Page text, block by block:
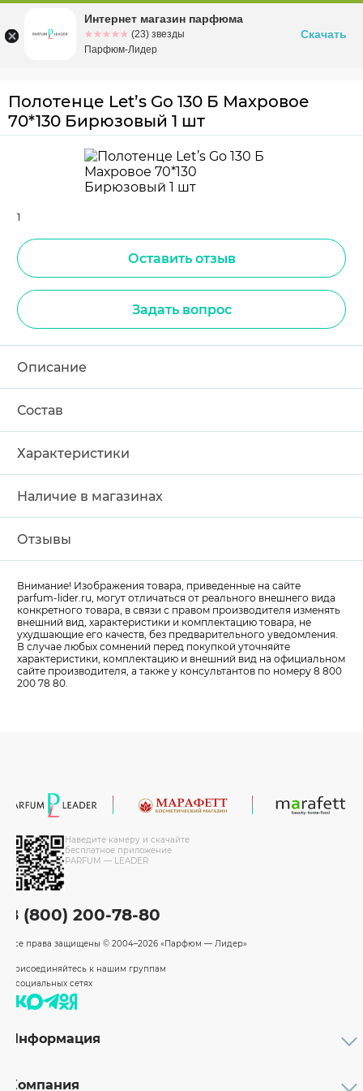
Омскул. Заозерная, 11, к. 1
Полотенце Let’s Go 130 Б Махровое
70*130 Бирюзовый 1 шт
1
Оставить отзыв
Задать вопрос
Описание
Состав
Характеристики
Наличие в магазинах
Отзывы
Внимание! Изображения товара, приведенные на сайте
parfum-lider.ru, могут отличаться от реального внешнего вида
конкретного товара, в связи с правом производителя изменять
внешний вид, характеристики и комплектацию товара, не
ухудшающие его качеств, без предварительного уведомления.
В случае любых сомнений перед покупкой уточняйте
характеристики, комплектацию и внешний вид на официальном
сайте производителя, а также у консультантов по номеру 8 800
200 78 80.
Наведите камеру и скачайте
бесплатное приложение
PARFUM — LEADER
8 (800) 200-78-80
Все права защищены © 2004–2026 «Парфюм — Лидер»
Присоединяйтесь к нашим группам
в социальных сетях
Информация
Бренды
Компания
Интернет магазин парфюма
☆☆☆☆☆
★★★★★ (23) звезды
Парфюм-Лидер
Скачать